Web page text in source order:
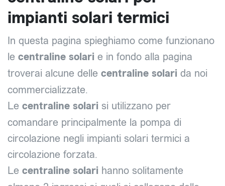
impianti solari termici
In questa pagina spieghiamo come funzionano
le centraline solari e in fondo alla pagina
troverai alcune delle centraline solari da noi
commercializzate.
Le centraline solari si utilizzano per
comandare principalmente la pompa di
circolazione negli impianti solari termici a
circolazione forzata.
Le centraline solari hanno solitamente